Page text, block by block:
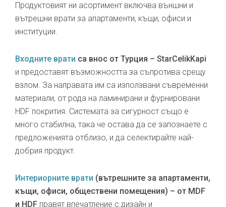
Продуктовият ни асортимент включва външни и
вътрешни врати за апартаменти, къщи, офиси и
институции.
Входните врати са внос от Турция – StarCelikKapi
и предоставят възможността за съпротива срещу
взлом. За направата им са използвани съвременни
материали, от рода на ламинирани и фурнировани
HDF покрития. Системата за сигурност също е
много стабилна, така че остава да се запознаете с
предложенията отблизо, и да селектирайте най-
добрия продукт.
Интериорните врати (вътрешните за апартаменти,
къщи, офиси, обществени помещения) – от MDF
и HDF правят впечатление с дизайн и